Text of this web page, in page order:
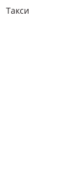
Такси